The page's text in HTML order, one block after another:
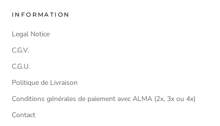
INFORMATION
Legal Notice
C.G.V.
C.G.U.
Politique de Livraison
Conditions générales de paiement avec ALMA (2x, 3x ou 4x)
Contact